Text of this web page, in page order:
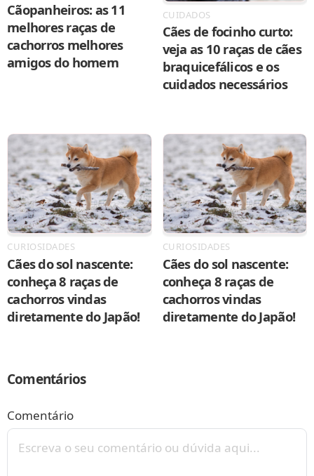
Cãopanheiros: as 11
melhores raças de
cachorros melhores
amigos do homem
CUIDADOS
Cães de focinho curto:
veja as 10 raças de cães
braquicefálicos e os
cuidados necessários
CURIOSIDADES
Cães do sol nascente:
conheça 8 raças de
cachorros vindas
diretamente do Japão!
CURIOSIDADES
Cães do sol nascente:
conheça 8 raças de
cachorros vindas
diretamente do Japão!
Comentários
Comentário